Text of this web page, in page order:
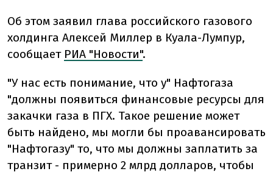
Об этом заявил глава российского газового
холдинга Алексей Миллер в Куала-Лумпур,
сообщает РИА "Новости".
"У нас есть понимание, что у" Нафтогаза
"должны появиться финансовые ресурсы для
закачки газа в ПГХ. Такое решение может
быть найдено, мы могли бы проавансировать
"Нафтогазу" то, что мы должны заплатить за
транзит - примерно 2 млрд долларов, чтобы